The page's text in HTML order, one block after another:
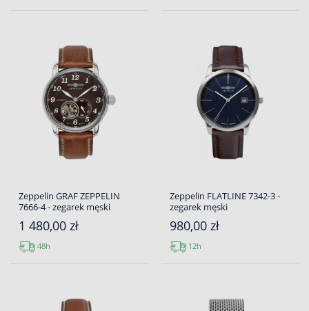
Zeppelin GRAF ZEPPELIN
7666-4 - zegarek męski
1 480,00 zł
48h
Zeppelin FLATLINE 7342-3 -
zegarek męski
980,00 zł
12h